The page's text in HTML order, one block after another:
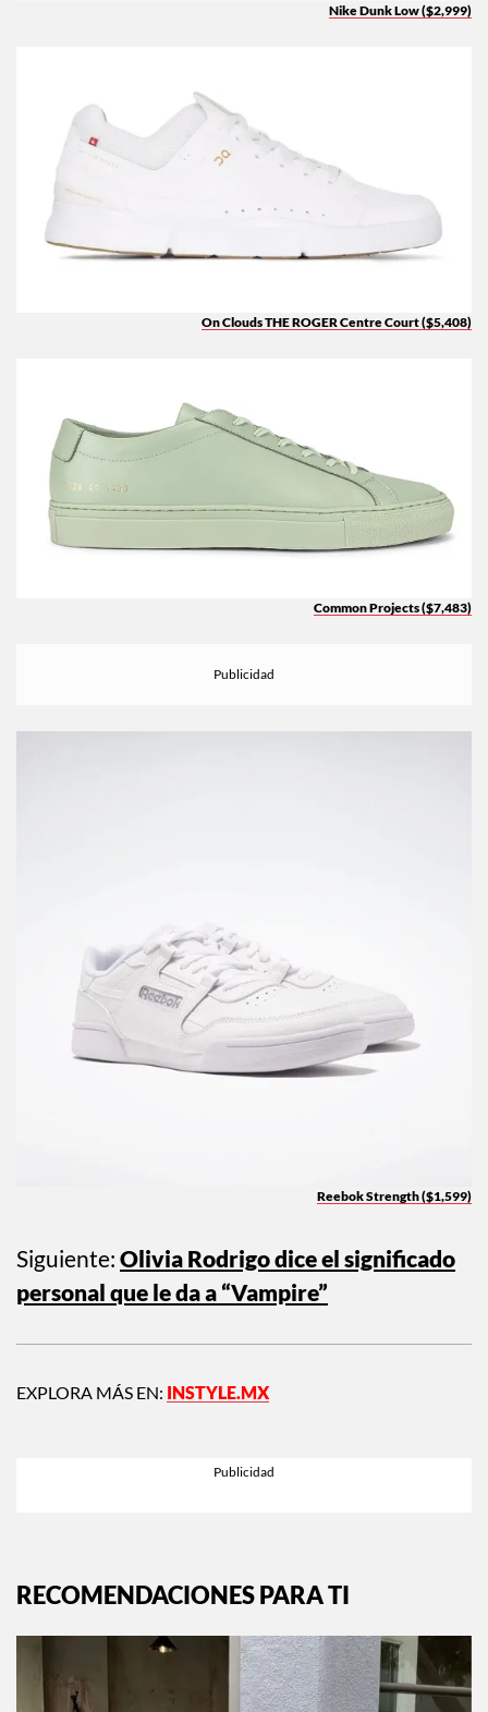
Nike Dunk Low ($2,999)
On Clouds THE ROGER Centre Court ($5,408)
Common Projects ($7,483)
Reebok Strength ($1,599)
Siguiente: Olivia Rodrigo dice el significado
personal que le da a “Vampire”
EXPLORA MÁS EN: INSTYLE.MX
RECOMENDACIONES PARA TI